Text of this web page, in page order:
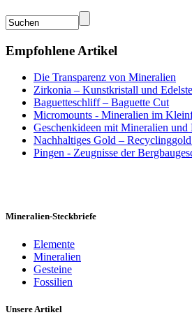
Empfohlene Artikel
Die Transparenz von Mineralien
Zirkonia – Kunstkristall und
Baguetteschliff – Baguette Cut
Micromounts - Mineralien im
Geschenkideen mit Mineralien und
Nachhaltiges Gold –
Pingen - Zeugnisse der
Mineralien-Steckbriefe
Elemente
Mineralien
Gesteine
Fossilien
Unsere Artikel